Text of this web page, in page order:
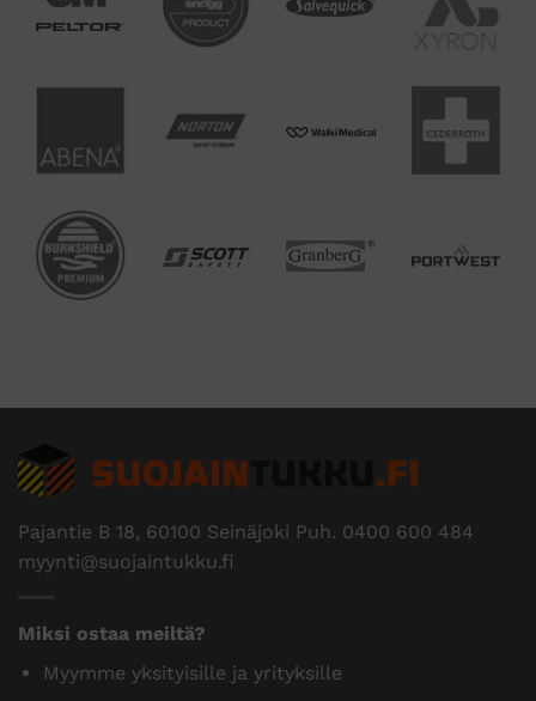
Pajantie B 18, 60100 Seinäjoki Puh. 0400 600 484
myynti@suojaintukku.fi
Miksi ostaa meiltä?
Myymme yksityisille ja yrityksille